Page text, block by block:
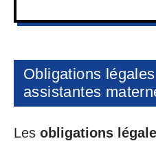
Obligations
assistantes
Les obligations